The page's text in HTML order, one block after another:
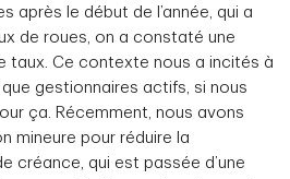
après le début de l’année, qui a
de roues, on a constaté une
taux. Ce contexte nous a incités à
gestionnaires actifs, si nous
ça. Récemment, nous avons
mineure pour réduire la
créance, qui est passée d’une